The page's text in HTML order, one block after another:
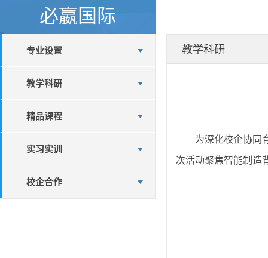
必嬴国际
专业设置
教学科研
精品课程
实习实训
校企合作
教学科研
为深化校企协同
次活动聚焦智能制造